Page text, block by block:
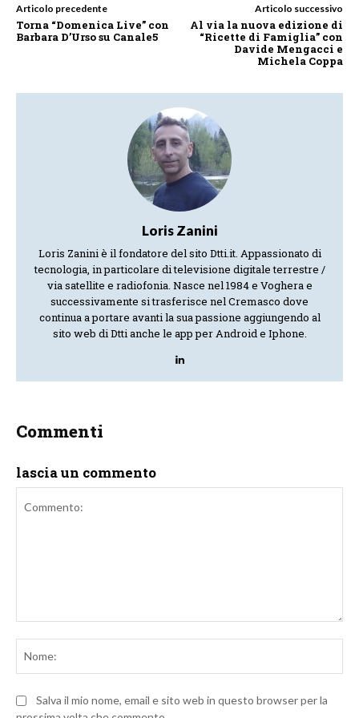
Articolo precedente
Torna “Domenica Live” con
Barbara D’Urso su Canale5
Articolo successivo
Al via la nuova edizione di
“Ricette di Famiglia” con
Davide Mengacci e
Michela Coppa
Loris Zanini
Loris Zanini è il fondatore del sito Dtti.it. Appassionato di
tecnologia, in particolare di televisione digitale terrestre /
via satellite e radiofonia. Nasce nel 1984 e Voghera e
successivamente si trasferisce nel Cremasco dove
continua a portare avanti la sua passione aggiungendo al
sito web di Dtti anche le app per Android e Iphone.
Commenti
lascia un commento
Salva il mio nome, email e sito web in questo browser per la